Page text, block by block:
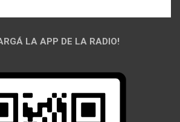
LA APP DE LA RADIO!